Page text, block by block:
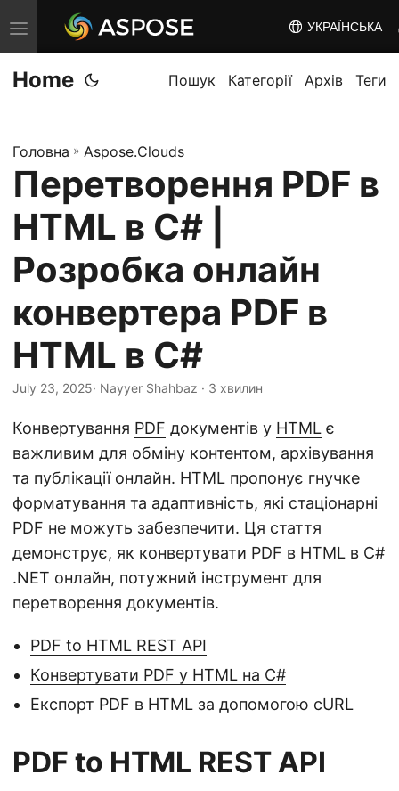
T
o
g
e
n
v
i
g
a
t
i
o
УКРАЇНСЬКА
Home Пошук Категорії Архів Теги
Головна » Aspose.Clouds
Перетворення PDF в
HTML в C# |
Розробка онлайн
конвертера PDF в
HTML в C#
July 23, 2025· Nayyer Shahbaz · 3 хвилин
Конвертування PDF документів у HTML є
важливим для обміну контентом, архівування
та публікації онлайн. HTML пропонує гнучке
форматування та адаптивність, які стаціонарні
PDF не можуть забезпечити. Ця стаття
демонструє, як конвертувати PDF в HTML в C#
.NET онлайн, потужний інструмент для
перетворення документів.
PDF to HTML REST API
Конвертувати PDF у HTML на C#
Експорт PDF в HTML за допомогою cURL
PDF to HTML REST API